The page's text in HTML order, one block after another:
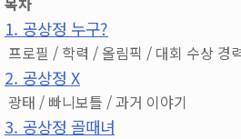
1. 공상정 누구?
프로필 / 학력 / 올림픽 / 대회 수상 경
2. 공상정 X
광태 / 빠니보틀 / 과거 이야기
3. 공상정 골때녀